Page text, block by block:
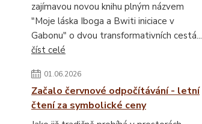
zajímavou novou knihu plným názvem
"Moje láska Iboga a Bwiti iniciace v
Gabonu" o dvou transformativních cestá...
číst celé
01.06.2026
Začalo červnové odpočítávání - letní
čtení za symbolické ceny